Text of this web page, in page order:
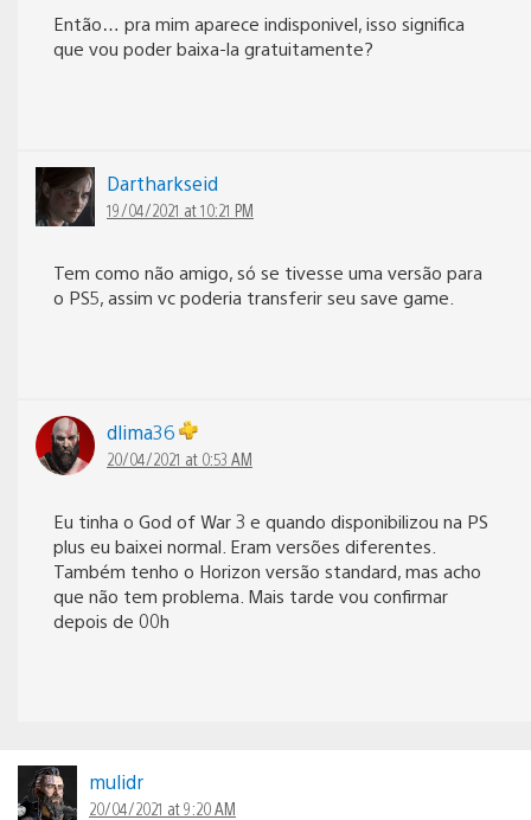
Então… pra mim aparece indisponivel, isso significa
que vou poder baixa-la gratuitamente?
Dartharkseid
19/04/2021 at 10:21 PM
Tem como não amigo, só se tivesse uma versão para
o PS5, assim vc poderia transferir seu save game.
dlima36
20/04/2021 at 0:53 AM
Eu tinha o God of War 3 e quando disponibilizou na PS
plus eu baixei normal. Eram versões diferentes.
Também tenho o Horizon versão standard, mas acho
que não tem problema. Mais tarde vou confirmar
depois de 00h
mulidr
20/04/2021 at 9:20 AM